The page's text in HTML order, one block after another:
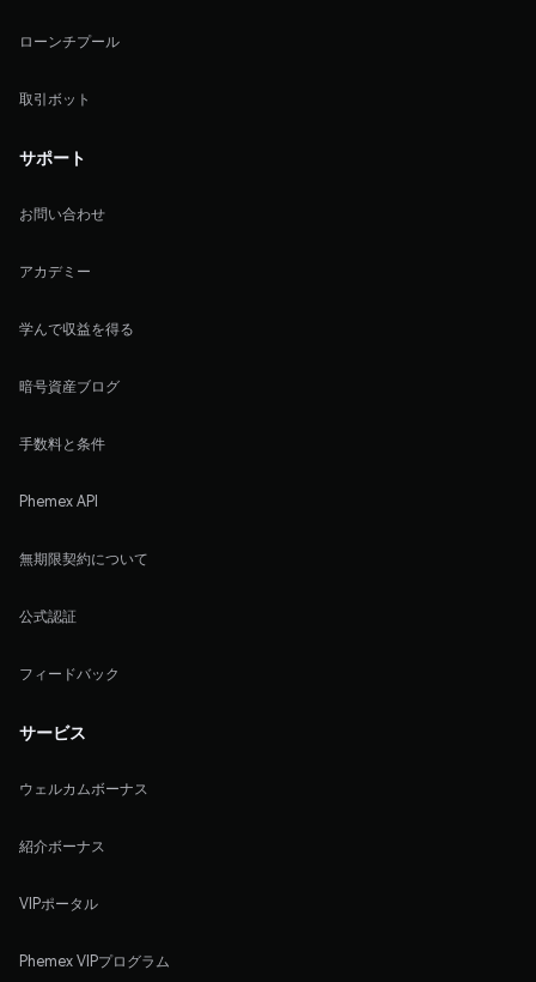
ローンチプール
取引ボット
サポート
お問い合わせ
アカデミー
学んで収益を得る
暗号資産ブログ
手数料と条件
Phemex API
無期限契約について
公式認証
フィードバック
サービス
ウェルカムボーナス
紹介ボーナス
VIPポータル
Phemex VIPプログラム